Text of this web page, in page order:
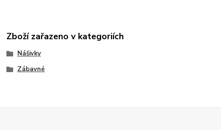
Zboží zařazeno v kategoriích
Nášivky
Zábavné